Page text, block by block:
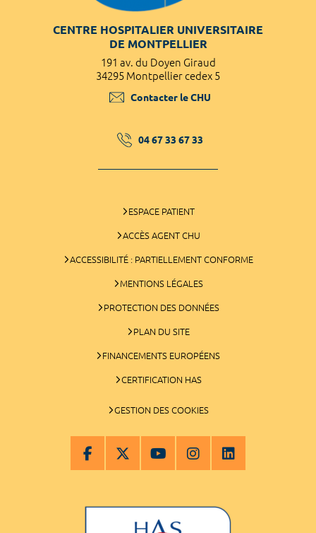
CENTRE HOSPITALIER UNIVERSITAIRE
DE MONTPELLIER
191 av. du Doyen Giraud
34295 Montpellier cedex 5
Contacter le CHU
04 67 33 67 33
ESPACE PATIENT
ACCÈS AGENT CHU
ACCESSIBILITÉ : PARTIELLEMENT CONFORME
MENTIONS LÉGALES
PROTECTION DES DONNÉES
PLAN DU SITE
FINANCEMENTS EUROPÉENS
CERTIFICATION HAS
GESTION DES COOKIES